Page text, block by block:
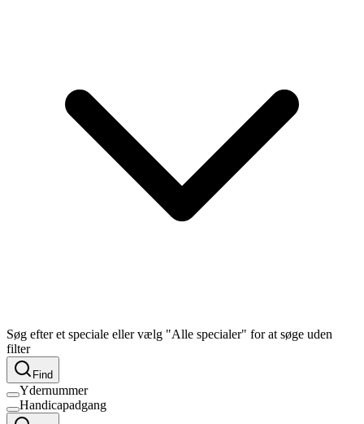
Søg efter et speciale eller vælg "Alle specialer" for at søge uden
filter
Find
Ydernummer
Handicapadgang